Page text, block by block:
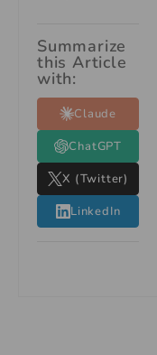
Summarize
this Article
with:
Claude
ChatGPT
X (Twitter)
LinkedIn